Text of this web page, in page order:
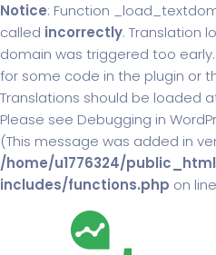
Notice: Function
called incorrectly. Translation
domain was triggered too
for some code in the plugin or
Translations should be loaded
Please see Debugging in
(This message was added in
/home/u1776324/
includes/functions.php on line